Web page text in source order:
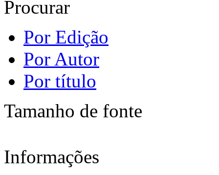
Procurar
Por Edição
Por Autor
Por título
Tamanho de fonte
Informações